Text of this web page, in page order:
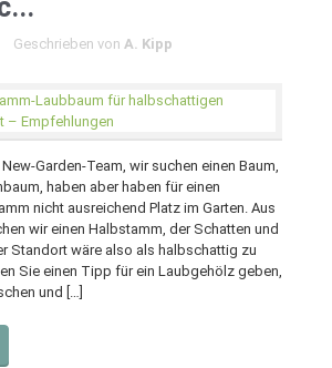
Geschrieben von A. Kipp
Garden-Team, wir suchen einen Baum,
haben aber haben für einen
nicht ausreichend Platz im Garten. Aus
wir einen Halbstamm, der Schatten und
Standort wäre also als halbschattig zu
Sie einen Tipp für ein Laubgehölz geben,
und […]